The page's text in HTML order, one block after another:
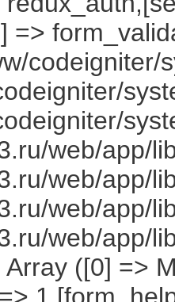
=>
codeigniter/
web/app/
web/app/
web/app/
web/app/
([0] =>